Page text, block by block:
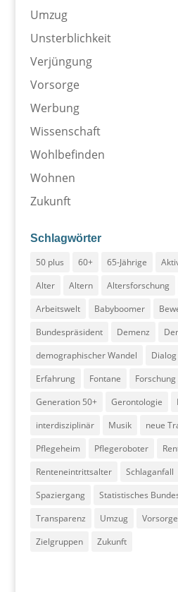
Umzug
Unsterblichkeit
Verjüngung
Vorsorge
Werbung
Wissenschaft
Wohlbefinden
Wohnen
Zukunft
Schlagwörter
50 plus
60+ 65-Jährige
Alter
Altern Altersforschung
Arbeitswelt
Babyboomer
Bundespräsident
Demenz
demographischer Wandel
Dialog
Erfahrung
Fontane Forschung
Generation 50+
Gerontologie
interdisziplinär
Musik neue
Pflegeheim
Pflegeroboter
Renteneintrittsalter
Schlaganfall
Spaziergang
Statistisches
Transparenz
Umzug Vorsorge
Zielgruppen
Zukunft